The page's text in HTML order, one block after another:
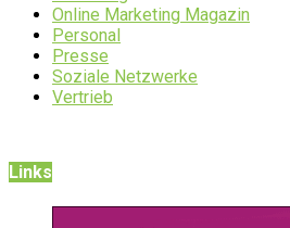
Online Marketing Magazin
Personal
Presse
Soziale Netzwerke
Vertrieb
Links